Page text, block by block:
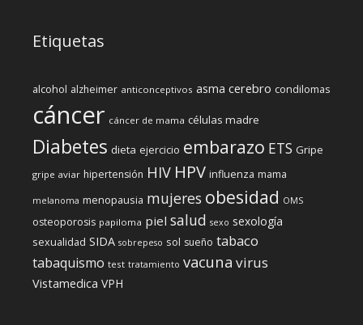
Etiquetas
alcohol alzheimer anticonceptivos asma cerebro condilomas
cáncer cáncer de mama células madre
Diabetes dieta ejercicio embarazo ETS Gripe
gripe aviar hipertensión HIV HPV influenza mama
melanoma menopausia mujeres obesidad OMS
osteoporosis papiloma piel salud sexo sexología
sexualidad SIDA sobrepeso sol sueño tabaco
tabaquismo test tratamiento vacuna virus
Vistamedica VPH